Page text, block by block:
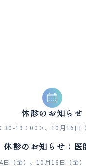
休診のお知らせ
30-19：00＞、10月16日
休診のお知らせ：医
日（金）、10月16日（金）